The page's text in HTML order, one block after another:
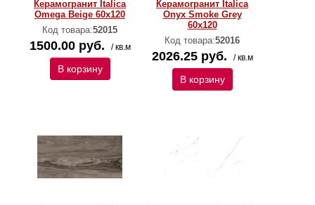
Керамогранит Italica
Omega Beige 60x120
Код товара:52015
1500.00 руб. / кв.м
В корзину
Керамогранит Italica
Onyx Smoke Grey
60x120
Код товара:52016
2026.25 руб. / кв.м
В корзину